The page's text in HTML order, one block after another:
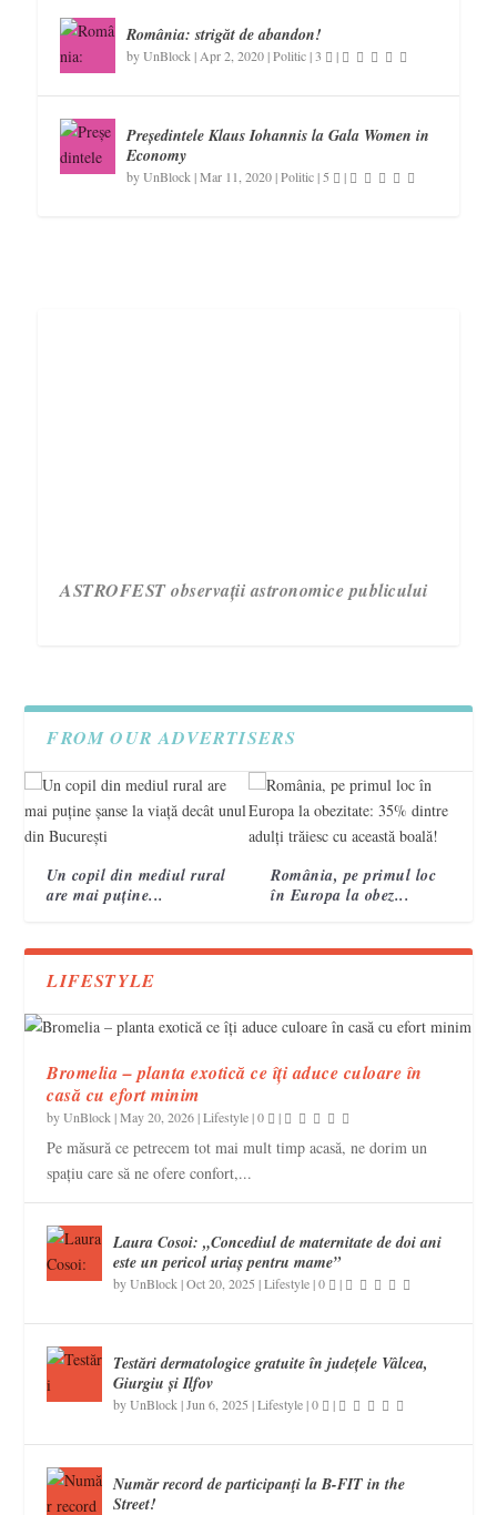
România: strigăt de abandon!
byUnBlock | Apr 2, 2020|Politic|3 |
Președintele Klaus Iohannis la Gala Women in
Economy
byUnBlock |Mar 11, 2020|Politic| 5 |
ASTROFEST observații astronomice publicului
vascular cerebral 2
încheie a treia ediție.
FROM OUR ADVERTISERS
Un copil din mediul rural
are mai puține...
România, pe primul loc
în Europa la obez...
LIFESTYLE
Bromelia – planta exotică ce îți aduce culoare în
casă cu efort minim
byUnBlock |May 20, 2026|Lifestyle|0 |
Pe măsură ce petrecem tot mai mult timp acasă, ne dorim un
spațiu care să ne ofere confort,...
Laura Cosoi: „Concediul de maternitate de doi ani
este un pericol uriaș pentru mame”
byUnBlock |Oct 20, 2025 |Lifestyle|0 |
Testări dermatologice gratuite în județele Vâlcea,
Giurgiu și Ilfov
byUnBlock |Jun 6, 2025 |Lifestyle|0 |
Număr record de participanţi la B-FIT in the
Street!